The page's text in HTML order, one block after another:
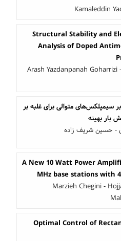
Kamaleddin
Structural Stability and
Analysis of Doped
Arash Yazdanpanah Goharrizi
سیمپلکس‌های متوالی برای غلبه بر
بهینه
- حسین شریف زاده
A New 10 Watt Power
MHz base stations with
Marzieh Chegini -
Optimal Control of